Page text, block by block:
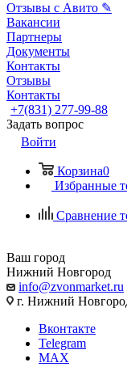
Отзывы с Авито ✎
Вакансии
Партнеры
Документы
Контакты
Отзывы
Контакты
+7(831) 277-99-88
Задать вопрос
Войти
Корзина0
Избранные
Сравнение
Ваш город
Нижний Новгород
info@zvonmarket.ru
г. Нижний
Вконтакте
Telegram
MAX